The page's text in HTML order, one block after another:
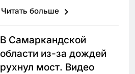
Читать больше
В Самаркандской
области из-за дождей
рухнул мост. Видео